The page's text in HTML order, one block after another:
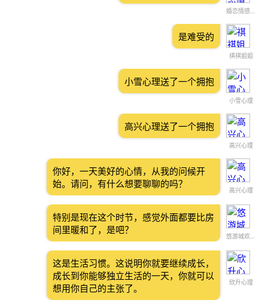
婚恋情感修复师
祺祺姐姐
是难受的
小雪心理
小雪心理送了一个拥抱
高兴心理
高兴心理送了一个拥抱
高兴心理
你好，一天美好的心情，从我的问候开
始。请问，有什么想要聊聊的吗？
悠游城欢迎您
特别是现在这个时节，感觉外面都要比房
间里暖和了，是吧？
欣升心理
这是生活习惯。这说明你就要继续成长，
成长到你能够独立生活的一天，你就可以
想用你自己的主张了。